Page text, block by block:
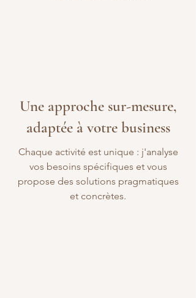
Une approche sur-mesure,
adaptée à votre business
Chaque activité est unique : j'analyse
vos besoins spécifiques et vous
propose des solutions pragmatiques
et concrètes.